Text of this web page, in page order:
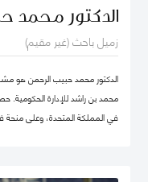
الدكتور محمد
زميل باحث (غير مقيم)
الدكتور محمد حبيب الرحمن هو
محمد بن راشد للإدارة الحكومية.
في المملكة المتحدة، وعلى منحة
الجامعات، ومنها جامعة دكا